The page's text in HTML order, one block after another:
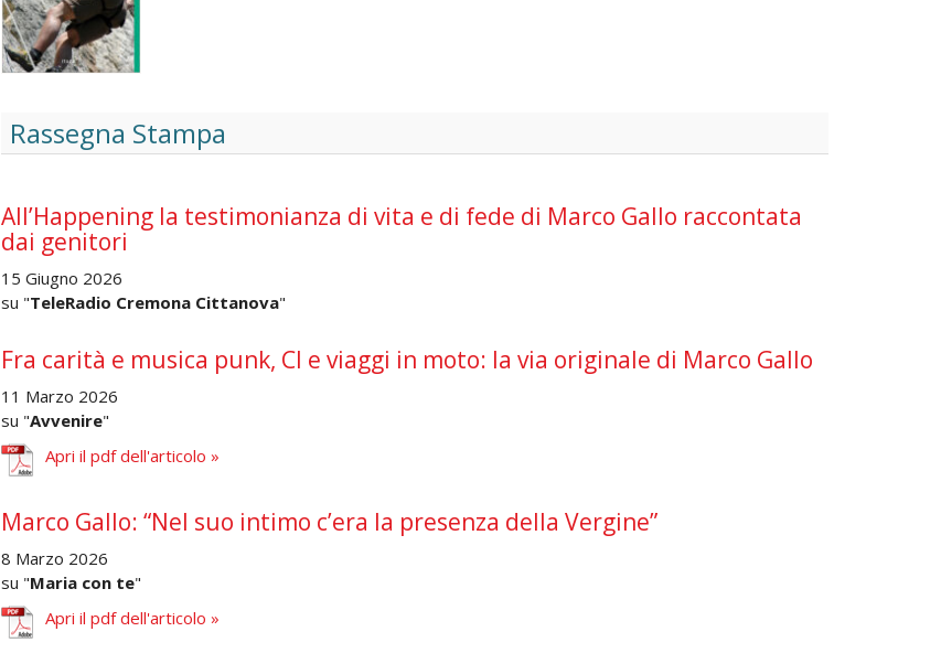
Rassegna Stampa
All’Happening la testimonianza di vita e di fede di Marco Gallo raccontata
dai genitori
15 Giugno 2026
su "TeleRadio Cremona Cittanova"
Fra carità e musica punk, Cl e viaggi in moto: la via originale di Marco Gallo
11 Marzo 2026
su "Avvenire"
Apri il pdf dell'articolo »
Marco Gallo: “Nel suo intimo c’era la presenza della Vergine”
8 Marzo 2026
su "Maria con te"
Apri il pdf dell'articolo »